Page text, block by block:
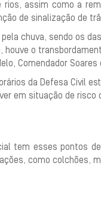
assim como a
de sinalização de
chuva, sendo os
o
Comendador Soares
da Defesa Civil
em situação de
tem esses pontos
como colchões,